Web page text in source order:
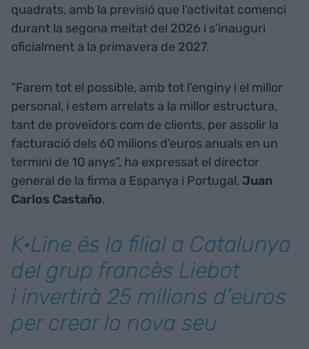
quadrats, amb la previsió que l’activitat comenci
durant la segona meitat del 2026 i s’inauguri
oficialment a la primavera de 2027.
“Farem tot el possible, amb tot l'enginy i el millor
personal, i estem arrelats a la millor estructura,
tant de proveïdors com de clients, per assolir la
facturació dels 60 milions d’euros anuals en un
termini de 10 anys”, ha expressat el director
general de la firma a Espanya i Portugal, Juan
Carlos Castaño.
K·Line és la filial a Catalunya
del grup francès Liebot
i invertirà 25 milions d’euros
per crear la nova seu